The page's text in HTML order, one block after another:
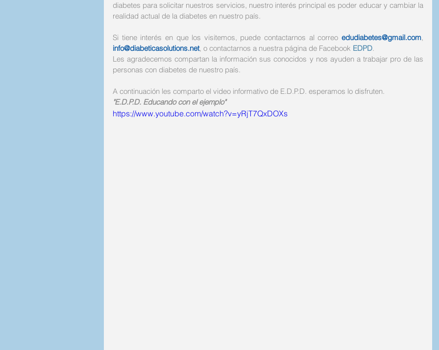
diabetes para solicitar nuestros servicios, nuestro interés principal es poder educar y cambiar la
realidad actual de la diabetes en nuestro país.
Si tiene interés en que los visitemos, puede contactarnos al correo edudiabetes@gmail.com
info@diabeticasolutions.net, o contactarnos a nuestra página de Facebook EDPD.
Les agradecemos compartan la información sus conocidos y nos ayuden a trabajar pro de las
personas con diabetes de nuestro país.
A continuación les comparto el video informativo de E.D.P.D. esperamos lo disfruten.
"E.D.P.D. Educando con el ejemplo"
https://www.youtube.com/watch?v=yRjT7QxDOXs